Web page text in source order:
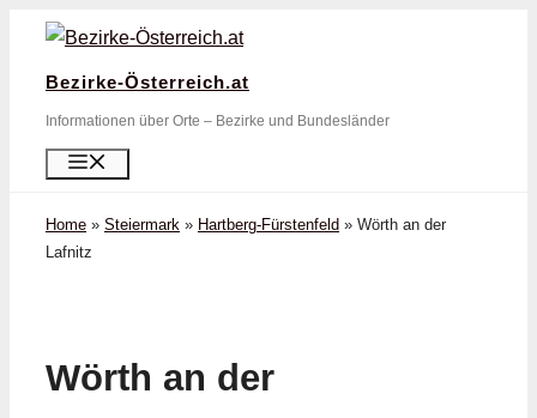
Zum
springen
Bezirke-Österreich.at
Informationen über Orte – Bezirke und Bundesländer
Home » Steiermark » Hartberg-Fürstenfeld » Wörth an der
Lafnitz
Wörth an der